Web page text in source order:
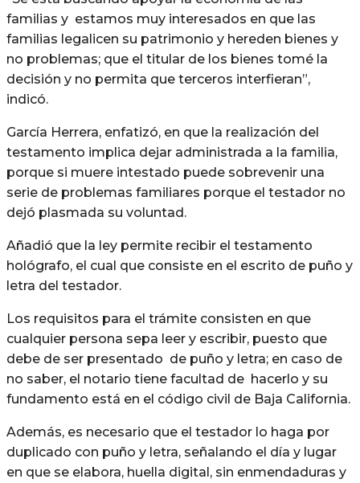
familias y estamos muy interesados en que las
familias legalicen su patrimonio y hereden bienes y
no problemas; que el titular de los bienes tomé la
decisión y no permita que terceros interfieran”,
indicó.
García Herrera, enfatizó, en que la realización del
testamento implica dejar administrada a la familia,
porque si muere intestado puede sobrevenir una
serie de problemas familiares porque el testador no
dejó plasmada su voluntad.
Añadió que la ley permite recibir el testamento
hológrafo, el cual que consiste en el escrito de puño y
letra del testador.
Los requisitos para el trámite consisten en que
cualquier persona sepa leer y escribir, puesto que
debe de ser presentado de puño y letra; en caso de
no saber, el notario tiene facultad de hacerlo y su
fundamento está en el código civil de Baja California.
Además, es necesario que el testador lo haga por
duplicado con puño y letra, señalando el día y lugar
en que se elabora, huella digital, sin enmendaduras y